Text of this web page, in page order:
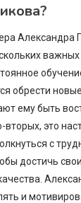
Александра
обрести
ему быть
это
с
достичь
и